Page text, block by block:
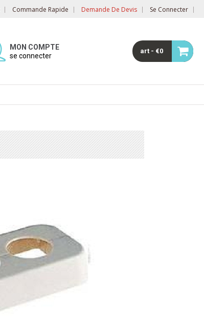
Commande Rapide Demande De Devis Se Connecter
MON COMPTE
se connecter
art - €0